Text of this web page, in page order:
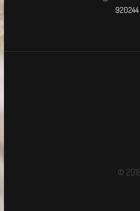
920244
©